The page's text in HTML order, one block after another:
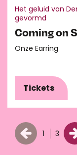
Coming on
Onze Earring
Het geluid van
gevormd
Tickets
1 3